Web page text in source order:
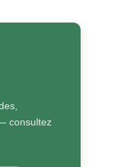
consultez